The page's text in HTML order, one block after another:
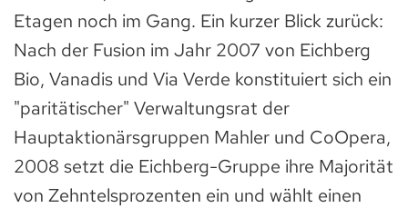
Etagen noch im Gang. Ein kurzer Blick zurück:
Nach der Fusion im Jahr 2007 von Eichberg
Bio, Vanadis und Via Verde konstituiert sich ein
"paritätischer" Verwaltungsrat der
Hauptaktionärsgruppen Mahler und CoOpera,
2008 setzt die Eichberg-Gruppe ihre Majorität
von Zehntelsprozenten ein und wählt einen